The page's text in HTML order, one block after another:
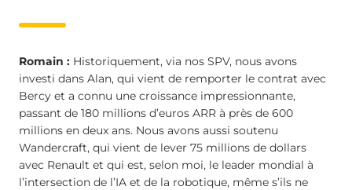
Romain : Historiquement, via nos SPV, nous avons
investi dans Alan, qui vient de remporter le contrat avec
Bercy et a connu une croissance impressionnante,
passant de 180 millions d’euros ARR à près de 600
millions en deux ans. Nous avons aussi soutenu
Wandercraft, qui vient de lever 75 millions de dollars
avec Renault et qui est, selon moi, le leader mondial à
l’intersection de l’IA et de la robotique, même s’ils ne